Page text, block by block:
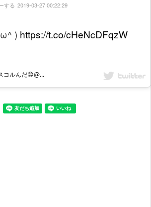
) https://t.co/cHeNcDFqzW
コルんだ😡@...
する 2019-03-27 00:22:29